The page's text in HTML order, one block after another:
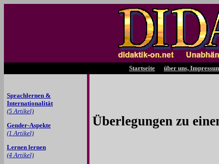
Startseite über uns,
Sprachlernen &
Internationalität
(5 Artikel)
Gender-Aspekte
(1 Artikel)
Lernen lernen
(4 Artikel)
Überlegungen zu